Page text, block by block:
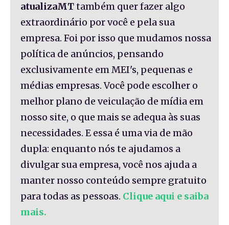
atualizaMTtambém quer fazer algo
extraordinário por você e pela sua
empresa. Foi por isso que mudamos nossa
política de anúncios, pensando
exclusivamente em MEI's, pequenas e
médias empresas. Você pode escolher o
melhor plano de veiculação de mídia em
nosso site, o que mais se adequa às suas
necessidades. E essa é uma via de mão
dupla: enquanto nós te ajudamos a
divulgar sua empresa, você nos ajuda a
manter nosso conteúdo sempre gratuito
para todas as pessoas. Clique aqui e saiba
mais.